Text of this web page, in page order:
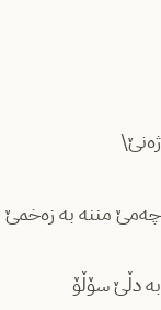
ژەنێ\
چەمێ مننە بە زەخمێ
بە دڵێ سۆڵۆ